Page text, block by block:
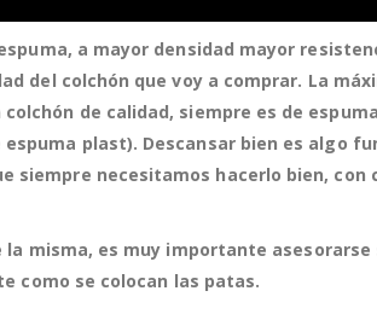
a mayor densidad mayor
del colchón que voy a comprar. La
colchón de calidad, siempre es de
espuma plast). Descansar bien es algo
siempre necesitamos hacerlo bien, con
misma, es muy importante
como se colocan las patas.